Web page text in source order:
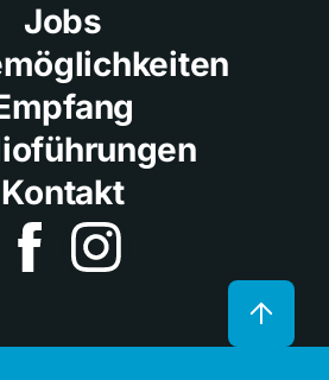
Jobs
Kontakt